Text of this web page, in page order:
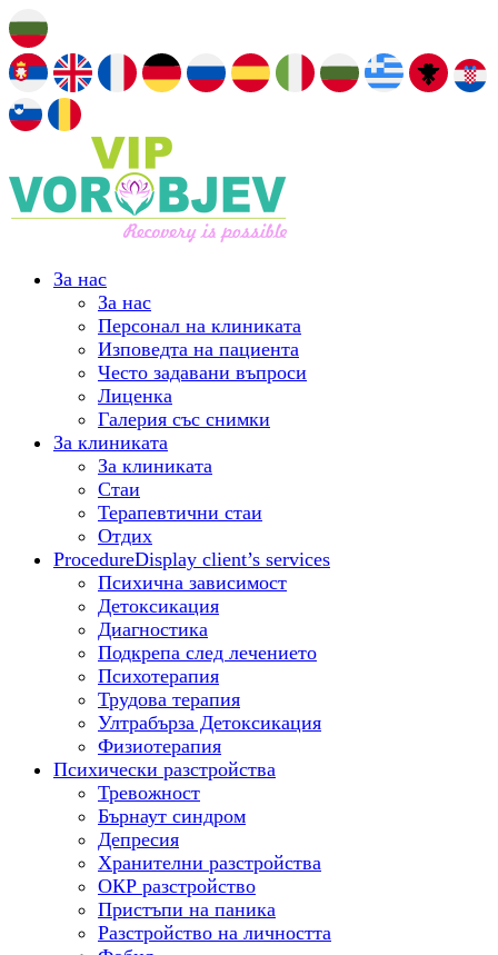
За нас
За нас
Персонал на клиниката
Изповедта на пациента
Често задавани въпроси
Лиценка
Галерия със снимки
За клиниката
За клиниката
Стаи
Терапевтични стаи
Отдих
ProcedureDisplay client’s services
Психична зависимост
Детоксикация
Диагностика
Подкрепа след лечението
Психотерапия
Трудова терапия
Ултрабърза Детоксикация
Физиотерапия
Психически разстройства
Тревожност
Бърнаут синдром
Депресия
Хранителни разстройства
ОКР разстройство
Пристъпи на паника
Разстройство на личността